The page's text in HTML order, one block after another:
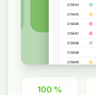
100 %